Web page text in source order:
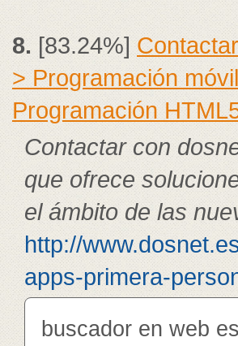
8. [83.24%]
> Programación
Programación
Contactar con
que ofrece
el ámbito de las
http://
apps-primera-
buscador en web